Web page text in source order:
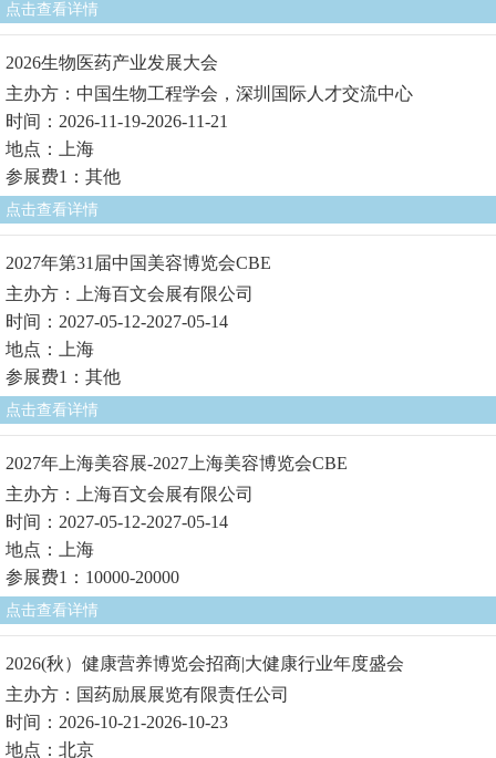
点击查看详情
2026生物医药产业发展大会
主办方：中国生物工程学会，深圳国际人才交流中心
时间：2026-11-19-2026-11-21
地点：上海
参展费1：其他
点击查看详情
2027年第31届中国美容博览会CBE
主办方：上海百文会展有限公司
时间：2027-05-12-2027-05-14
地点：上海
参展费1：其他
点击查看详情
2027年上海美容展-2027上海美容博览会CBE
主办方：上海百文会展有限公司
时间：2027-05-12-2027-05-14
地点：上海
参展费1：10000-20000
点击查看详情
2026(秋）健康营养博览会招商|大健康行业年度盛会
主办方：国药励展展览有限责任公司
时间：2026-10-21-2026-10-23
地点：北京